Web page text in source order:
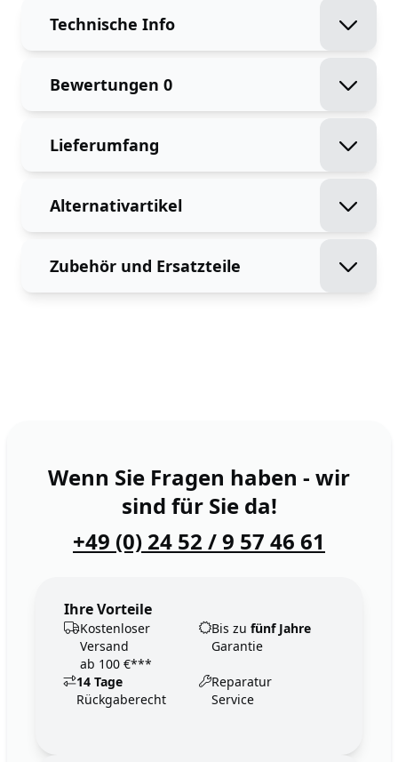
Technische Info
Bewertungen 0
Lieferumfang
Alternativartikel
Zubehör und Ersatzteile
Wenn Sie Fragen haben - wir
sind für Sie da!
+49 (0) 24 52 / 9 57 46 61
Ihre Vorteile
Kostenloser
Versand
ab 100 €***
Bis zu fünf Jahre
Garantie
14 Tage
Rückgaberecht
Reparatur
Service